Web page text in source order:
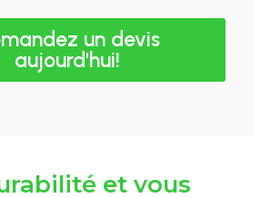
un devis
aujourd'hui!
et vous